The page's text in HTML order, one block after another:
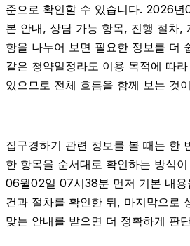
준으로 확인할 수 있습니다. 2026
본 안내, 상담 가능 항목, 진행 절차,
항을 나누어 보면 필요한 정보를 더
같은 청약일정라도 이용 목적에 따
있으므로 전체 흐름을 함께 보는 것
집구경하기 관련 정보를 볼 때는 한
한 항목을 순서대로 확인하는 방식
06월02일 07시38분 먼저 기본 내용
건과 절차를 확인한 뒤, 마지막으로
맞는 안내를 받으면 더 정확하게 판